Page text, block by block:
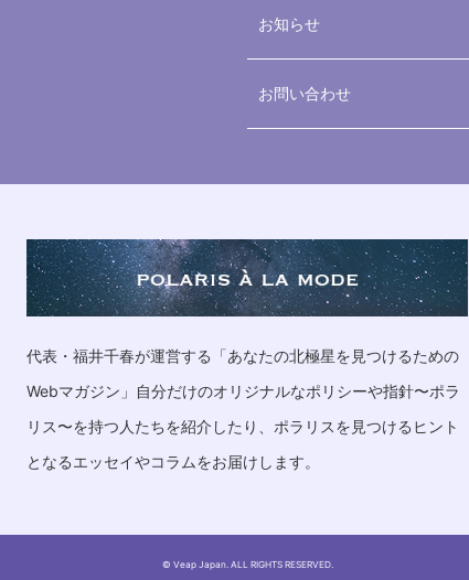
お知らせ
お問い合わせ
代表・福井千春が運営する「あなたの北極星を見つけるための
Webマガジン」自分だけのオリジナルなポリシーや指針〜ポラ
リス〜を持つ人たちを紹介したり、ポラリスを見つけるヒント
となるエッセイやコラムをお届けします。
© Veap Japan. ALL RIGHTS RESERVED.